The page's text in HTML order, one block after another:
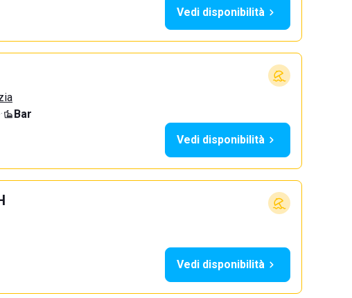
Vedi disponibilità
·
Bar
Vedi disponibilità
Vedi disponibilità